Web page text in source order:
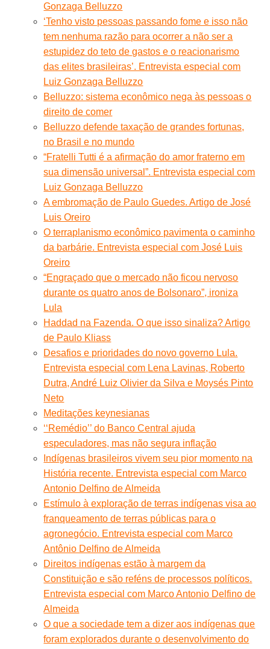
Gonzaga Belluzzo
‘Tenho visto pessoas passando fome e isso não
tem nenhuma razão para ocorrer a não ser a
estupidez do teto de gastos e o reacionarismo
das elites brasileiras’. Entrevista especial com
Luiz Gonzaga Belluzzo
Belluzzo: sistema econômico nega às pessoas o
direito de comer
Belluzzo defende taxação de grandes fortunas,
no Brasil e no mundo
“Fratelli Tutti é a afirmação do amor fraterno em
sua dimensão universal”. Entrevista especial com
Luiz Gonzaga Belluzzo
A embromação de Paulo Guedes. Artigo de José
Luis Oreiro
O terraplanismo econômico pavimenta o caminho
da barbárie. Entrevista especial com José Luis
Oreiro
“Engraçado que o mercado não ficou nervoso
durante os quatro anos de Bolsonaro”, ironiza
Lula
Haddad na Fazenda. O que isso sinaliza? Artigo
de Paulo Kliass
Desafios e prioridades do novo governo Lula.
Entrevista especial com Lena Lavinas, Roberto
Dutra, André Luiz Olivier da Silva e Moysés Pinto
Neto
Meditações keynesianas
‘‘Remédio’’ do Banco Central ajuda
especuladores, mas não segura inflação
Indígenas brasileiros vivem seu pior momento na
História recente. Entrevista especial com Marco
Antonio Delfino de Almeida
Estímulo à exploração de terras indígenas visa ao
franqueamento de terras públicas para o
agronegócio. Entrevista especial com Marco
Antônio Delfino de Almeida
Direitos indígenas estão à margem da
Constituição e são reféns de processos políticos.
Entrevista especial com Marco Antonio Delfino de
Almeida
O que a sociedade tem a dizer aos indígenas que
foram explorados durante o desenvolvimento do